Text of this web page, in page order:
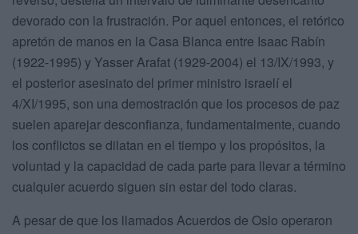
devorado con la frustración. Por aquel entonces, el retórico
apretón de manos en la Casa Blanca entre Isaac Rabín
(1922-1995) y Yasser Arafat (1929-2004) el 13/IX/1993, y
el posterior asesinato del primer ministro israelí el
4/XI/1995, son una demostración que los procesos de paz
suelen aparejar desconfianza, fundamentalmente, cuando
los conflictos se dilatan en el tiempo y los propósitos, la
voluntad y la capacidad de cada parte para llevar a término
cualquier acuerdo siguen sin estar del todo claras.
A pesar de que los llamados Acuerdos de Oslo operaron